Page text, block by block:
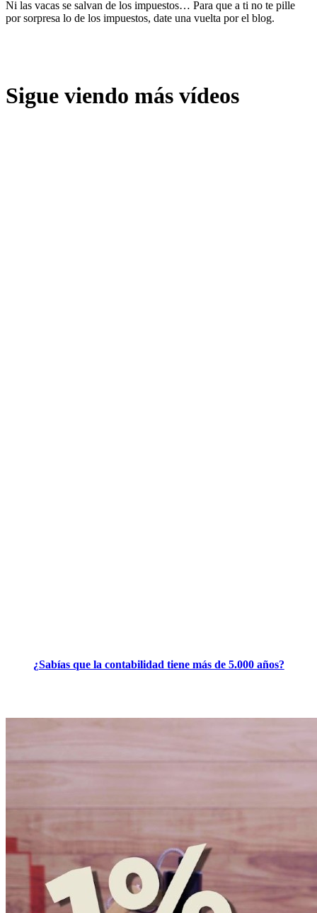
Ni las vacas se salvan de los impuestos… Para que a ti no te pille
por sorpresa lo de los impuestos, date una vuelta por el blog.
Sigue viendo más vídeos
¿Sabías que la contabilidad tiene más de 5.000 años?